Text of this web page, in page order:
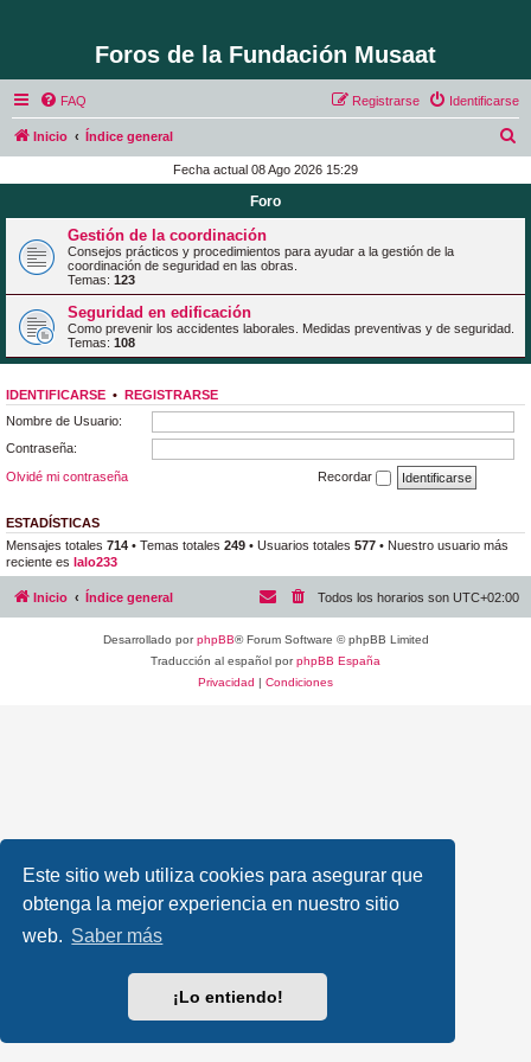
Este sitio web utiliza cookies para asegurar que
obtenga la mejor experiencia en nuestro sitio
web. Saber más
¡Lo entiendo!
Foros de la Fundación Musaat
FAQ Identificarse
Registrarse
Inicio Índice general
c
Fecha actual 08 Ago 2026 15:29
Foro
Gestión de la coordinación
Consejos prácticos y procedimientos para ayudar a la gestión de la
coordinación de seguridad en las obras.
Temas: 123
Seguridad en edificación
Como prevenir los accidentes laborales. Medidas preventivas y de seguridad.
Temas: 108
IDENTIFICARSE • REGISTRARSE
Nombre de Usuario:
Contraseña:
Olvidé mi contraseña
Recordar
ESTADÍSTICAS
Mensajes totales 714 • Temas totales 249 • Usuarios totales 577 • Nuestro usuario más
reciente es lalo233
Inicio Índice general Todos los horarios son UTC+02:00
Desarrollado porphpBB® Forum Software © phpBB Limited
Traducción al español porphpBB España
Privacidad | Condiciones